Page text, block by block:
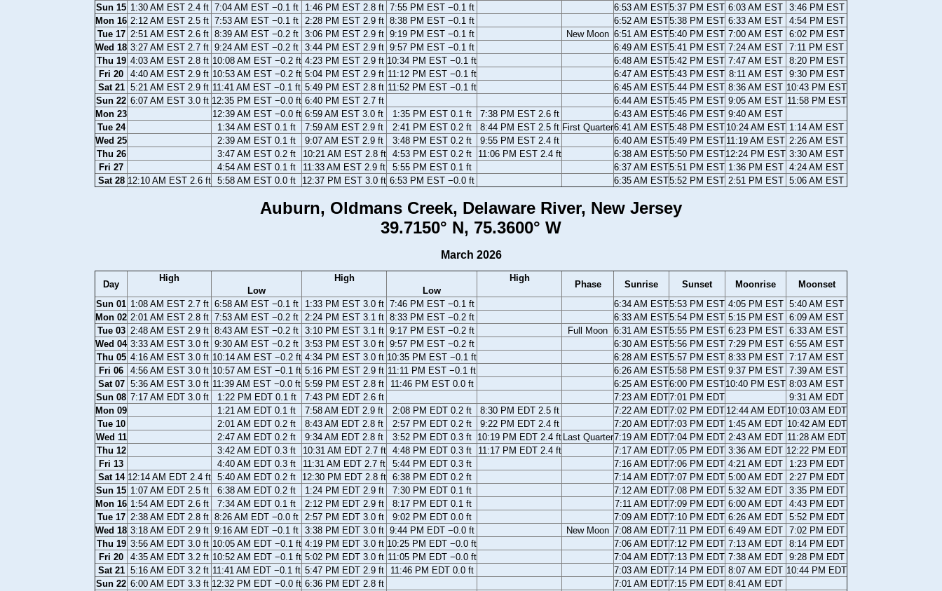
Sun 15 1:30 AM EST 2.4 ft 7:04 AM EST −0.1 ft 1:46 PM EST 2.8 ft 7:55 PM EST −0.1 ft 6:53 AM EST5:37 PM EST 6:03 AM EST 3:46 PM EST
Mon 16 2:12 AM EST 2.5 ft 7:53 AM EST −0.1 ft 2:28 PM EST 2.9 ft 8:38 PM EST −0.1 ft 6:52 AM EST5:38 PM EST 6:33 AM EST 4:54 PM EST
Tue 17 2:51 AM EST 2.6 ft 8:39 AM EST −0.2 ft 3:06 PM EST 2.9 ft 9:19 PM EST −0.1 ft New Moon 6:51 AM EST5:40 PM EST 7:00 AM EST 6:02 PM EST
Wed 18 3:27 AM EST 2.7 ft 9:24 AM EST −0.2 ft 3:44 PM EST 2.9 ft 9:57 PM EST −0.1 ft 6:49 AM EST5:41 PM EST 7:24 AM EST 7:11 PM EST
Thu 19 4:03 AM EST 2.8 ft 10:08 AM EST −0.2 ft 4:23 PM EST 2.9 ft 10:34 PM EST −0.1 ft 6:48 AM EST5:42 PM EST 7:47 AM EST 8:20 PM EST
Fri 20
4:40 AM EST 2.9 ft 10:53 AM EST −0.2 ft 5:04 PM EST 2.9 ft 11:12 PM EST −0.1 ft 6:47 AM EST5:43 PM EST 8:11 AM EST
9:30 PM EST
Sat 21 5:21 AM EST 2.9 ft 11:41 AM EST −0.1 ft 5:49 PM EST 2.8 ft 11:52 PM EST −0.1 ft 6:45 AM EST5:44 PM EST 8:36 AM EST 10:43 PM EST
Sun 22 6:07 AM EST 3.0 ft 12:35 PM EST −0.0 ft 6:40 PM EST 2.7 ft 6:44 AM EST5:45 PM EST 9:05 AM EST 11:58 PM EST
Mon 23
12:39 AM EST −0.0 ft 6:59 AM EST 3.0 ft 1:35 PM EST 0.1 ft 7:38 PM EST 2.6 ft 6:43 AM EST5:46 PM EST 9:40 AM EST
Tue 24
1:34 AM EST 0.1 ft 7:59 AM EST 2.9 ft 2:41 PM EST 0.2 ft 8:44 PM EST 2.5 ft First Quarter6:41 AM EST5:48 PM EST 10:24 AM EST 1:14 AM EST
Wed 25
2:39 AM EST 0.1 ft 9:07 AM EST 2.9 ft 3:48 PM EST 0.2 ft 9:55 PM EST 2.4 ft 6:40 AM EST5:49 PM EST 11:19 AM EST 2:26 AM EST
Thu 26
3:47 AM EST 0.2 ft 10:21 AM EST 2.8 ft 4:53 PM EST 0.2 ft 11:06 PM EST 2.4 ft 6:38 AM EST5:50 PM EST12:24 PM EST 3:30 AM EST
Fri 27
4:54 AM EST 0.1 ft 11:33 AM EST 2.9 ft 5:55 PM EST 0.1 ft 6:37 AM EST5:51 PM EST 1:36 PM EST 4:24 AM EST
Sat 28 12:10 AM EST 2.6 ft 5:58 AM EST 0.0 ft 12:37 PM EST 3.0 ft 6:53 PM EST −0.0 ft 6:35 AM EST5:52 PM EST 2:51 PM EST 5:06 AM EST
Auburn, Oldmans Creek, Delaware River, New Jersey
39.7150° N, 75.3600° W
March 2026
Day
High
Low
High
Low
High
Phase Sunrise Sunset Moonrise
Moonset
Sun 01 1:08 AM EST 2.7 ft 6:58 AM EST −0.1 ft 1:33 PM EST 3.0 ft 7:46 PM EST −0.1 ft 6:34 AM EST5:53 PM EST 4:05 PM EST 5:40 AM EST
Mon 02 2:01 AM EST 2.8 ft 7:53 AM EST −0.2 ft 2:24 PM EST 3.1 ft 8:33 PM EST −0.2 ft 6:33 AM EST5:54 PM EST 5:15 PM EST 6:09 AM EST
Tue 03 2:48 AM EST 2.9 ft 8:43 AM EST −0.2 ft 3:10 PM EST 3.1 ft 9:17 PM EST −0.2 ft Full Moon 6:31 AM EST5:55 PM EST 6:23 PM EST 6:33 AM EST
Wed 04 3:33 AM EST 3.0 ft 9:30 AM EST −0.2 ft 3:53 PM EST 3.0 ft 9:57 PM EST −0.2 ft 6:30 AM EST5:56 PM EST 7:29 PM EST 6:55 AM EST
Thu 05 4:16 AM EST 3.0 ft 10:14 AM EST −0.2 ft 4:34 PM EST 3.0 ft 10:35 PM EST −0.1 ft 6:28 AM EST5:57 PM EST 8:33 PM EST 7:17 AM EST
Fri 06
4:56 AM EST 3.0 ft 10:57 AM EST −0.1 ft 5:16 PM EST 2.9 ft 11:11 PM EST −0.1 ft 6:26 AM EST5:58 PM EST 9:37 PM EST 7:39 AM EST
Sat 07 5:36 AM EST 3.0 ft 11:39 AM EST −0.0 ft 5:59 PM EST 2.8 ft 11:46 PM EST 0.0 ft 6:25 AM EST6:00 PM EST10:40 PM EST 8:03 AM EST
Sun 08 7:17 AM EDT 3.0 ft 1:22 PM EDT 0.1 ft 7:43 PM EDT 2.6 ft 7:23 AM EDT7:01 PM EDT
9:31 AM EDT
Mon 09
1:21 AM EDT 0.1 ft 7:58 AM EDT 2.9 ft 2:08 PM EDT 0.2 ft 8:30 PM EDT 2.5 ft 7:22 AM EDT7:02 PM EDT 12:44 AM EDT 10:03 AM EDT
Tue 10
2:01 AM EDT 0.2 ft 8:43 AM EDT 2.8 ft 2:57 PM EDT 0.2 ft 9:22 PM EDT 2.4 ft 7:20 AM EDT7:03 PM EDT 1:45 AM EDT 10:42 AM EDT
Wed 11
2:47 AM EDT 0.2 ft 9:34 AM EDT 2.8 ft 3:52 PM EDT 0.3 ft 10:19 PM EDT 2.4 ft Last Quarter7:19 AM EDT7:04 PM EDT 2:43 AM EDT 11:28 AM EDT
Thu 12
3:42 AM EDT 0.3 ft 10:31 AM EDT 2.7 ft 4:48 PM EDT 0.3 ft 11:17 PM EDT 2.4 ft 7:17 AM EDT7:05 PM EDT 3:36 AM EDT 12:22 PM EDT
Fri 13
4:40 AM EDT 0.3 ft 11:31 AM EDT 2.7 ft 5:44 PM EDT 0.3 ft 7:16 AM EDT7:06 PM EDT 4:21 AM EDT
1:23 PM EDT
Sat 14 12:14 AM EDT 2.4 ft 5:40 AM EDT 0.2 ft 12:30 PM EDT 2.8 ft 6:38 PM EDT 0.2 ft 7:14 AM EDT7:07 PM EDT 5:00 AM EDT 2:27 PM EDT
Sun 15 1:07 AM EDT 2.5 ft 6:38 AM EDT 0.2 ft 1:24 PM EDT 2.9 ft 7:30 PM EDT 0.1 ft 7:12 AM EDT7:08 PM EDT 5:32 AM EDT 3:35 PM EDT
Mon 16 1:54 AM EDT 2.6 ft 7:34 AM EDT 0.1 ft 2:12 PM EDT 2.9 ft 8:17 PM EDT 0.1 ft 7:11 AM EDT7:09 PM EDT 6:00 AM EDT 4:43 PM EDT
Tue 17 2:38 AM EDT 2.8 ft 8:26 AM EDT −0.0 ft 2:57 PM EDT 3.0 ft 9:02 PM EDT 0.0 ft 7:09 AM EDT7:10 PM EDT 6:26 AM EDT 5:52 PM EDT
Wed 18 3:18 AM EDT 2.9 ft 9:16 AM EDT −0.1 ft 3:38 PM EDT 3.0 ft 9:44 PM EDT −0.0 ft New Moon 7:08 AM EDT7:11 PM EDT 6:49 AM EDT 7:02 PM EDT
Thu 19 3:56 AM EDT 3.0 ft 10:05 AM EDT −0.1 ft 4:19 PM EDT 3.0 ft 10:25 PM EDT −0.0 ft 7:06 AM EDT7:12 PM EDT 7:13 AM EDT 8:14 PM EDT
Fri 20
4:35 AM EDT 3.2 ft 10:52 AM EDT −0.1 ft 5:02 PM EDT 3.0 ft 11:05 PM EDT −0.0 ft 7:04 AM EDT7:13 PM EDT 7:38 AM EDT 9:28 PM EDT
Sat 21 5:16 AM EDT 3.2 ft 11:41 AM EDT −0.1 ft 5:47 PM EDT 2.9 ft 11:46 PM EDT 0.0 ft 7:03 AM EDT7:14 PM EDT 8:07 AM EDT 10:44 PM EDT
Sun 22 6:00 AM EDT 3.3 ft 12:32 PM EDT −0.0 ft 6:36 PM EDT 2.8 ft 7:01 AM EDT7:15 PM EDT 8:41 AM EDT